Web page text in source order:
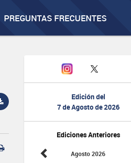
PREGUNTAS FRECUENTES
Edición del
7 de Agosto de 2026
Ediciones Anteriores
Agosto 2026